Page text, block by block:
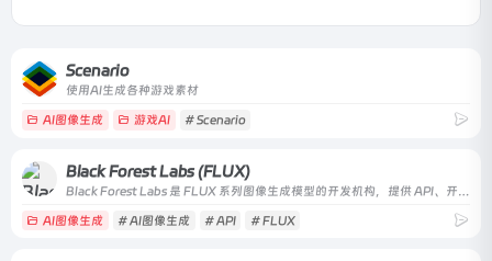
Scenario
使用AI生成各种游戏素材
AI图像生成 游戏AI # Scenario
Black Forest Labs (FLUX)
Black Forest Labs 是 FLUX 系列图像生成模型的开发机构，提供 API、开放权重、企业方案及在线试用，面向开发者与创意团队。
AI图像生成 # AI图像生成 # API # FLUX